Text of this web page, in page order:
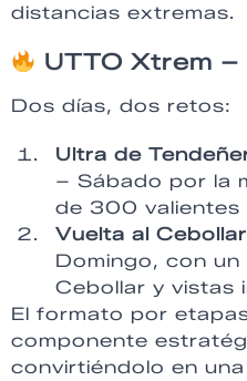
distancias extremas.
UTTO Xtrem
Dos días, dos retos:
Ultra de
– Sábado por la
de 300 valientes
Vuelta al
Domingo, con
Cebollar y vistas
El formato por
componente
convirtiéndolo en